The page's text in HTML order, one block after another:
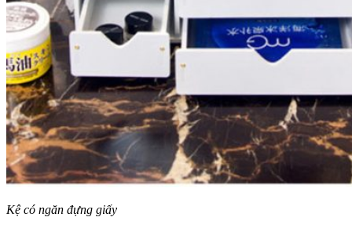
Kệ có ngăn đựng giấy